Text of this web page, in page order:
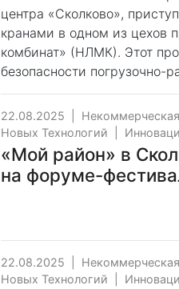
центра «Сколково»,
кранами в одном из цехов
комбинат» (НЛМК). Этот
безопасности погрузочно-
22.08.2025
Новых Технологий
«Мой район» в
на форуме-
22.08.2025
Новых Технологий